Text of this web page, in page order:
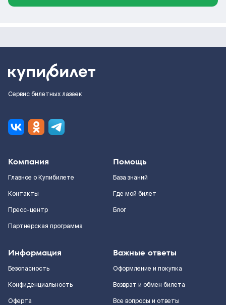
Сервис билетных лазеек
Компания
Главное о Купибилете
Контакты
Пресс-центр
Партнерская программа
Помощь
База знаний
Где мой билет
Блог
Информация
Безопасность
Конфиденциальность
Оферта
Важные ответы
Оформление и покупка
Возврат и обмен билета
Все вопросы и ответы